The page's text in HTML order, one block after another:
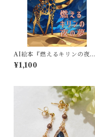
AI絵本『燃えるキリンの夜の
夢』
¥1,100